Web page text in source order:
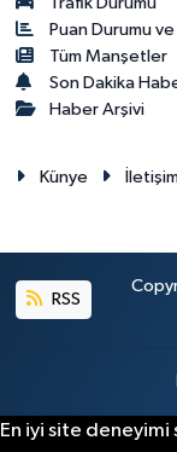
Puan Durumu
Tüm Manşetler
Son Dakika
Haber Arşivi
Künye
RSS
En iyi site